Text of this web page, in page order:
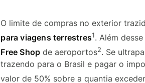
O limite de compras no exterior
para viagens terrestres1. Além
Free Shop de aeroportos2. Se
trazendo para o Brasil e pagar o
valor de 50% sobre a quantia